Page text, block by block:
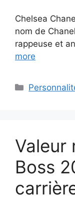
Chelsea
nom de
rappeuse et
more
Categories
Valeur
Boss